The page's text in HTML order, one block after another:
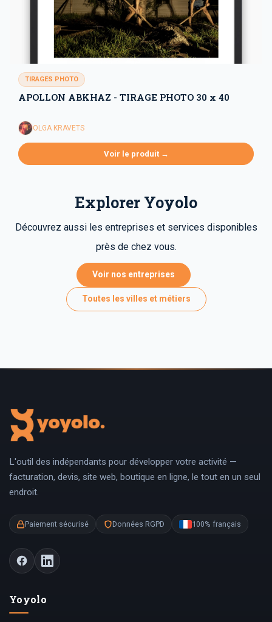
TIRAGES PHOTO
APOLLON ABKHAZ - TIRAGE PHOTO 30 x 40
OLGA KRAVETS
Voir le produit →
Explorer Yoyolo
Découvrez aussi les entreprises et services disponibles
près de chez vous.
Voir nos entreprises
Toutes les villes et métiers
L'outil des indépendants pour développer votre activité —
facturation, devis, site web, boutique en ligne, le tout en un seul
endroit.
Paiement sécurisé Données RGPD 100% français
Yoyolo